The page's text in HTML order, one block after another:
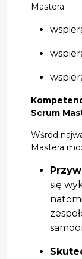
Mastera:
Scrum
Wśród
Mastera
się